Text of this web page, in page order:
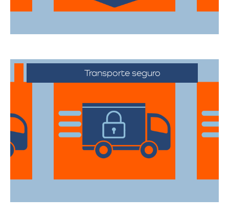
Transporte seguro
Los vehículos están equipados con
tecnología avanzada para asegurar que
cada artículo llegue en perfecto estado a
su destino.